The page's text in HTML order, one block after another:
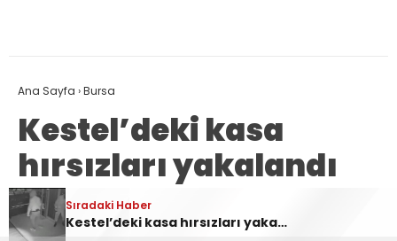
Sıradaki Haber
Ankara Yolu Babasultan Mevkii’nde Korkutan Tır Yangını
Sıradaki Haber
Kestel’deki kasa hırsızları yakalandı
Ana Sayfa ›Bursa
Kestel’deki kasa
hırsızları yakalandı
emrah taş